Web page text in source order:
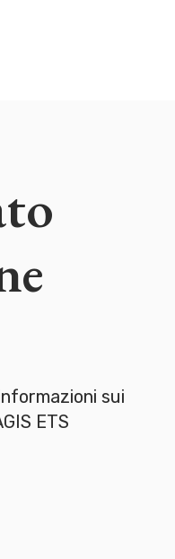
sui
ETS